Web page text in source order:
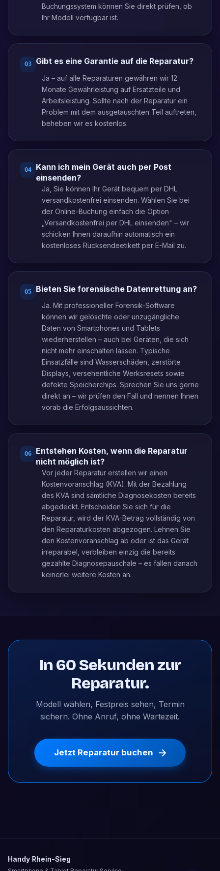
Buchungssystem können Sie direkt prüfen, ob
Ihr Modell verfügbar ist.
Q3 Gibt es eine Garantie auf die Reparatur?
Ja – auf alle Reparaturen gewähren wir 12
Monate Gewährleistung auf Ersatzteile und
Arbeitsleistung. Sollte nach der Reparatur ein
Problem mit dem ausgetauschten Teil auftreten,
beheben wir es kostenlos.
Q4
Kann ich mein Gerät auch per Post
einsenden?
Ja, Sie können Ihr Gerät bequem per DHL
versandkostenfrei einsenden. Wählen Sie bei
der Online-Buchung einfach die Option
„Versandkostenfrei per DHL einsenden" – wir
schicken Ihnen daraufhin automatisch ein
kostenloses Rücksendeetikett per E-Mail zu.
Q5 Bieten Sie forensische Datenrettung an?
Ja. Mit professioneller Forensik-Software
können wir gelöschte oder unzugängliche
Daten von Smartphones und Tablets
wiederherstellen – auch bei Geräten, die sich
nicht mehr einschalten lassen. Typische
Einsatzfälle sind Wasserschäden, zerstörte
Displays, versehentliche Werksresets sowie
defekte Speicherchips. Sprechen Sie uns gerne
direkt an – wir prüfen den Fall und nennen Ihnen
vorab die Erfolgsaussichten.
Q6
Entstehen Kosten, wenn die Reparatur
nicht möglich ist?
Vor jeder Reparatur erstellen wir einen
Kostenvoranschlag (KVA). Mit der Bezahlung
des KVA sind sämtliche Diagnosekosten bereits
abgedeckt. Entscheiden Sie sich für die
Reparatur, wird der KVA-Betrag vollständig von
den Reparaturkosten abgezogen. Lehnen Sie
den Kostenvoranschlag ab oder ist das Gerät
irreparabel, verbleiben einzig die bereits
gezahlte Diagnosepauschale – es fallen danach
keinerlei weitere Kosten an.
In 60 Sekunden zur
Reparatur.
Modell wählen, Festpreis sehen, Termin
sichern. Ohne Anruf, ohne Wartezeit.
Jetzt Reparatur buchen
Handy Rhein-Sieg